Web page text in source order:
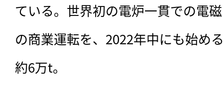
ている。世界初の電炉一貫での電
の商業運転を、2022年中にも始め
約6万t。